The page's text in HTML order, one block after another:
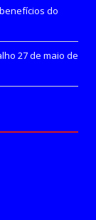
do
27 de maio de